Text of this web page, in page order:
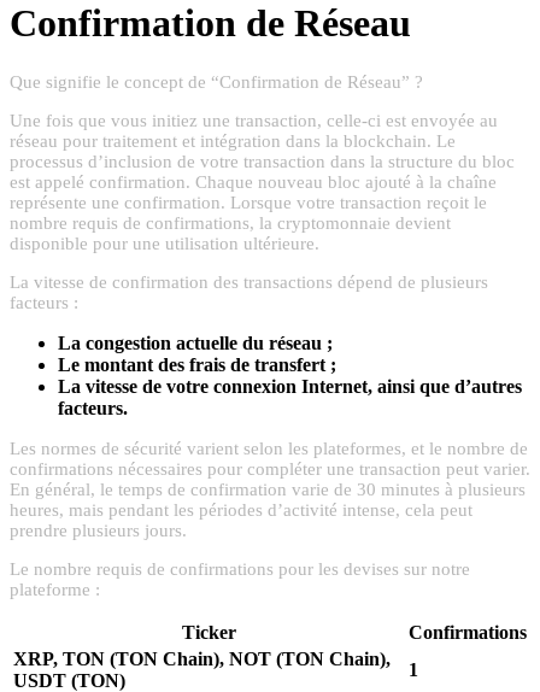
Confirmation de Réseau
Que signifie le concept de “Confirmation de Réseau” ?
Une fois que vous initiez une transaction, celle-ci est envoyée au
réseau pour traitement et intégration dans la blockchain. Le
processus d’inclusion de votre transaction dans la structure du bloc
est appelé confirmation. Chaque nouveau bloc ajouté à la chaîne
représente une confirmation. Lorsque votre transaction reçoit le
nombre requis de confirmations, la cryptomonnaie devient
disponible pour une utilisation ultérieure.
La vitesse de confirmation des transactions dépend de plusieurs
facteurs :
La congestion actuelle du réseau ;
Le montant des frais de transfert ;
La vitesse de votre connexion Internet, ainsi que d’autres
facteurs.
Les normes de sécurité varient selon les plateformes, et le nombre de
confirmations nécessaires pour compléter une transaction peut varier.
En général, le temps de confirmation varie de 30 minutes à plusieurs
heures, mais pendant les périodes d’activité intense, cela peut
prendre plusieurs jours.
Le nombre requis de confirmations pour les devises sur notre
plateforme :
Ticker
Confirmations
XRP, TON (TON Chain), NOT (TON Chain),
USDT (TON)
1